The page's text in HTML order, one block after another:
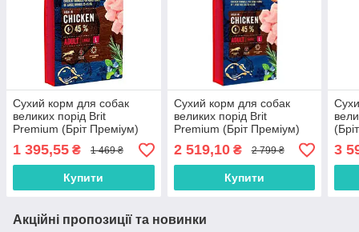
Сухий корм для собак
великих порід Brit
Premium (Бріт Преміум)
Dog Adult L з куркою 8 кг
1 395,55 ₴ 1 469 ₴
Купити
Сухий корм для собак
великих порід Brit
Premium (Бріт Преміум)
Dog Adult L з куркою 15 кг
2 519,10₴ 2 799 ₴
Купити
та
3
Акційні пропозиції та новинки